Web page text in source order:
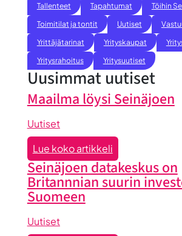
Tallenteet
Tapahtumat
Töihin
Toimitilat ja tontit
Uutiset
Yrittäjätarinat
Yrityskaupat
Yritysrahoitus
Yritysuutiset
Uusimmat uutiset
Maailma löysi Seinäjoen
Uutiset
Lue koko artikkeli:
Maailma
löysi
Seinäjoen
Seinäjoen datakeskus on
Britannnian suurin
Suomeen
Uutiset